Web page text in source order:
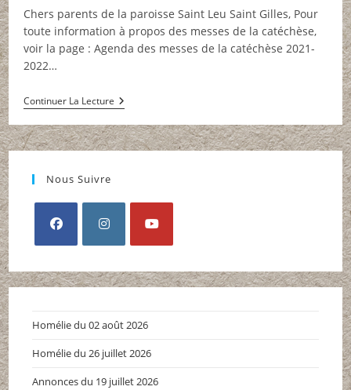
la
publication :
Chers parents de la paroisse Saint Leu Saint Gilles, Pour
toute information à propos des messes de la catéchèse,
voir la page : Agenda des messes de la catéchèse 2021-
2022…
Continuer La LectureAgenda
Catéchèse
2021-
2022
Nous Suivre
dans
onglet
dans
onglet
dans
onglet
Homélie du 02 août 2026
Homélie du 26 juillet 2026
Annonces du 19 juillet 2026